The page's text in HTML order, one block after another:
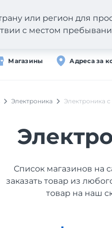
Магазины Адреса за
или регион для
с местом
Электроника Электроника
Список магазинов на
заказать товар из
товар на наш